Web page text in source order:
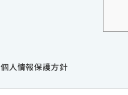
個人情報保護方針